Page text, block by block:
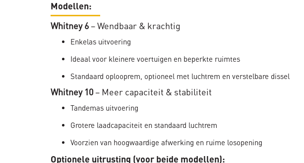
Modellen:
Whitney 6 – Wendbaar & krachtig
Enkelas uitvoering
Ideaal voor kleinere voertuigen en beperkte ruimtes
Standaard oplooprem, optioneel met luchtrem en verstelbare dissel
Whitney 10 – Meer capaciteit & stabiliteit
Tandemas uitvoering
Grotere laadcapaciteit en standaard luchtrem
Voorzien van hoogwaardige afwerking en ruime losopening
Optionele uitrusting (voor beide modellen):